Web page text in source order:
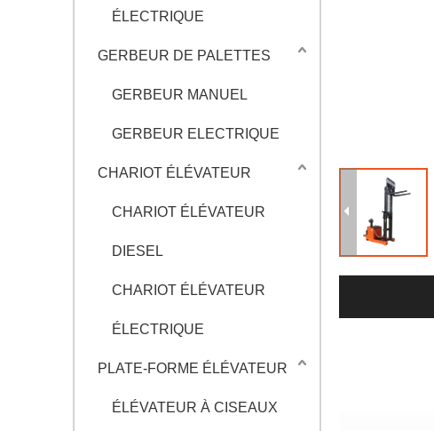
ÉLECTRIQUE
GERBEUR DE PALETTES
GERBEUR MANUEL
GERBEUR ELECTRIQUE
CHARIOT ÉLÉVATEUR
CHARIOT ÉLÉVATEUR
DIESEL
CHARIOT ÉLÉVATEUR
ÉLECTRIQUE
PLATE-FORME ÉLÉVATEUR
ÉLÉVATEUR À CISEAUX